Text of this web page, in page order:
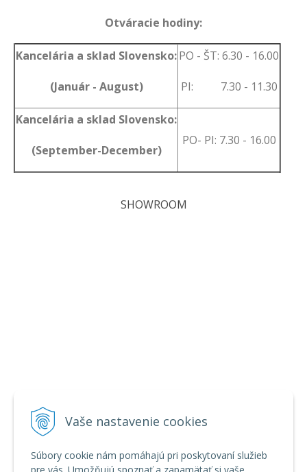
Vaše nastavenie cookies
Súbory cookie nám pomáhajú pri poskytovaní služieb
Otváracie hodiny:
Kancelária a sklad Slovensko:
(Január - August)
PO - ŠT: 6.30 - 16.00
PI: 7.30 - 11.30
Kancelária a sklad Slovensko:
(September-December)
PO- PI: 7.30 - 16.00
SHOWROOM